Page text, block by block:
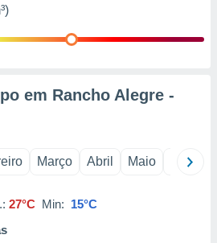
em Rancho Alegre -
Março Abril Maio Junho
27°C Min: 15°C